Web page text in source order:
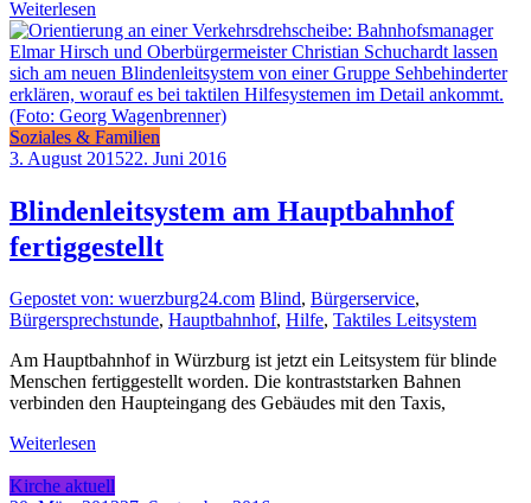
Weiterlesen
Soziales & Familien
3. August 201522. Juni 2016
Blindenleitsystem am Hauptbahnhof
fertiggestellt
Gepostet von: wuerzburg24.com Blind, Bürgerservice,
Bürgersprechstunde, Hauptbahnhof, Hilfe, Taktiles Leitsystem
Am Hauptbahnhof in Würzburg ist jetzt ein Leitsystem für blinde
Menschen fertiggestellt worden. Die kontraststarken Bahnen
verbinden den Haupteingang des Gebäudes mit den Taxis,
Weiterlesen
Kirche aktuell